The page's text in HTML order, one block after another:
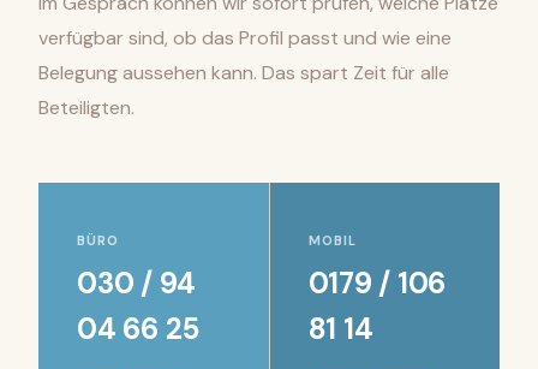
verfügbar sind, ob das Profil passt und wie eine
Belegung aussehen kann. Das spart Zeit für alle
Beteiligten.
BÜRO
030 / 94
04 66 25
MOBIL
0179 / 106
81 14